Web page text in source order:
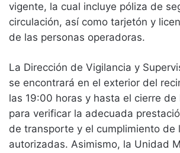
vigente, la cual incluye póliza de
circulación, así como tarjetón y
de las personas operadoras.
La Dirección de Vigilancia y
se encontrará en el exterior del
las 19:00 horas y hasta el cierre
para verificar la adecuada
de transporte y el cumplimiento de
autorizadas. Asimismo, la Unidad